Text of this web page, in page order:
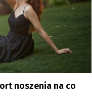
noszenia na co